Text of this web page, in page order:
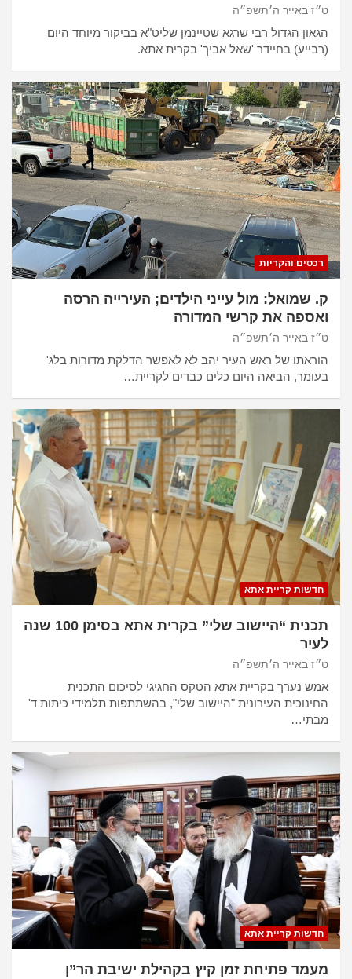
ט״ז באייר ה׳תשפ״ה
הגאון הגדול רבי שרגא שטיינמן שליט"א בביקור מיוחד היום
(רבייע) בחיידר 'שאל אביך' בקרית אתא.
רכסים והקריות
ק. שמואל: מול עייני הילדים; העירייה הרסה
ואספה את קרשי המדורה
ט״ז באייר ה׳תשפ״ה
הוראתו של ראש העיר יהב לא לאפשר הדלקת מדורות בלג'
בעומר, הביאה היום כלים כבדים לקריית…
חדשות קריית אתא
תכנית “היישוב שלי” בקרית אתא בסימן 100 שנה
לעיר
ט״ז באייר ה׳תשפ״ה
אמש נערך בקריית אתא הטקס החגיגי לסיכום התכנית
החינוכית העירונית "היישוב שלי", בהשתתפות תלמידי כיתות ד'
מבתי…
חדשות קריית אתא
מעמד פתיחת זמן קיץ בקהילת ישיבת הר”ן